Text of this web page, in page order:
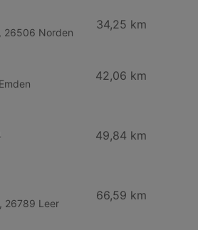
26506 Norden
34,25 km
42,06 km
49,84 km
26789 Leer
66,59 km